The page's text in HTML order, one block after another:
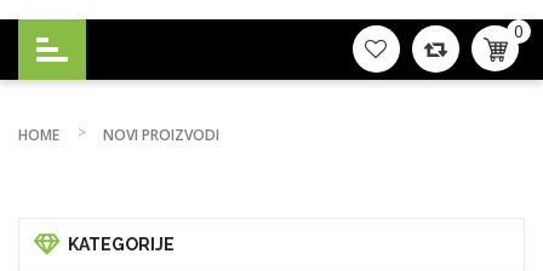
0
HOME NOVI PROIZVODI
KATEGORIJE